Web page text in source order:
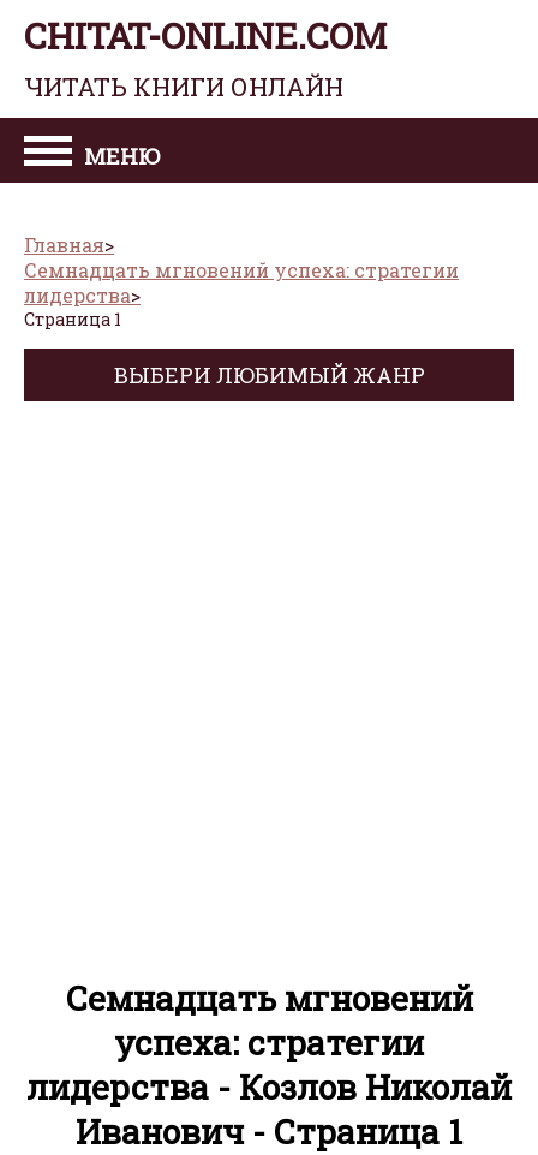
CHITAT-ONLINE.COM
ЧИТАТЬ КНИГИ ОНЛАЙН
МЕНЮ
Главная
Семнадцать мгновений успеха: стратегии
лидерства
Страница 1
ВЫБЕРИ ЛЮБИМЫЙ ЖАНР
Семнадцать мгновений
успеха: стратегии
лидерства - Козлов Николай
Иванович - Страница 1